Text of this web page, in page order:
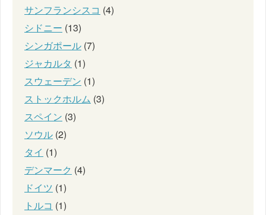
サンフランシスコ (4)
シドニー (13)
シンガポール (7)
ジャカルタ (1)
スウェーデン (1)
ストックホルム (3)
スペイン (3)
ソウル (2)
タイ (1)
デンマーク (4)
ドイツ (1)
トルコ (1)